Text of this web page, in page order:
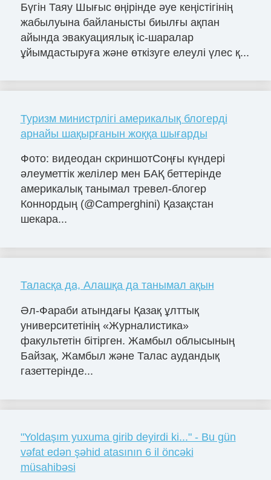
Бүгін Таяу Шығыс өңірінде әуе кеңістігінің
жабылуына байланысты биылғы ақпан
айында эвакуациялық іс-шаралар
ұйымдастыруға және өткізуге елеулі үлес қ...
Туризм министрлігі америкалық блогерді
арнайы шақырғанын жоққа шығарды
Фото: видеодан скриншотСоңғы күндері
әлеуметтік желілер мен БАҚ беттерінде
америкалық танымал тревел-блогер
Коннордың (@Camperghini) Қазақстан
шекара...
Таласқа да, Алашқа да танымал ақын
Әл-Фараби атындағы Қазақ ұлттық
университетінің «Журналистика»
факультетін бітірген. Жамбыл облысының
Байзақ, Жамбыл және Талас аудандық
газеттерінде...
"Yoldaşım yuxuma girib deyirdi ki..." - Bu gün
vəfat edən şəhid atasının 6 il öncəki
müsahibəsi